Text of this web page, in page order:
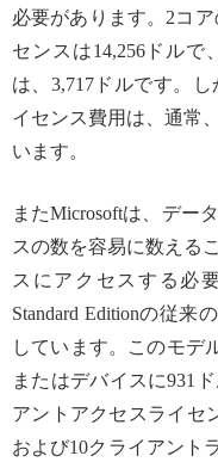
必要があります。2コア
センスは14,256ドルで
は、3,717ドルです。
イセンス費用は、通常
います。
またMicrosoftは、デー
スの数を容易に数える
スにアクセスする必
Standard Editionの従来
しています。このモデ
またはデバイスに931
アントアクセスライセ
および10クライアント